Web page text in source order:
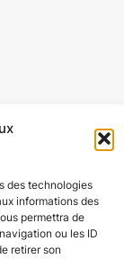
des technologies
informations des
permettra de
ou les ID
retirer son
Dordogne